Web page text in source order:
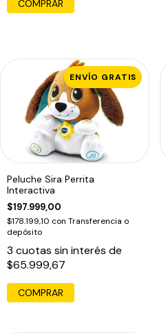
ENVÍO GRATIS
Peluche Sira Perrita
Interactiva
$197.999,00
$178.199,10 con Transferencia o
depósito
3 cuotas sin interés de
$65.999,67